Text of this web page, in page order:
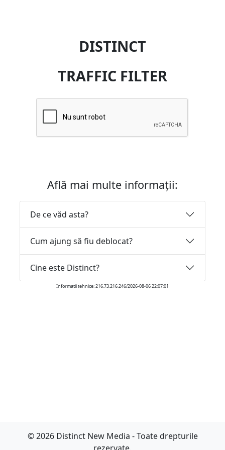
DISTINCT
TRAFFIC FILTER
Află mai multe informații:
De ce văd asta?
Cum ajung să fiu deblocat?
Cine este Distinct?
Informatii tehnice: 216.73.216.246/2026-08-06 22:07:01
© 2026 Distinct New Media - Toate drepturile